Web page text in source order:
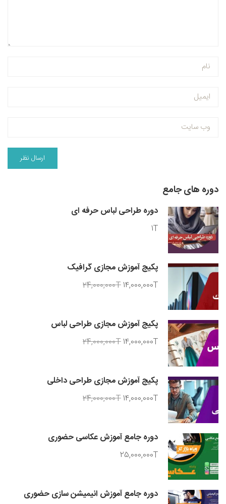
دوره های جامع
دوره طراحی لباس حرفه ای
1T
پکیج آموزش مجازی گرافیک
24,000,000T14,000,000T
پکیج آموزش مجازی طراحی لباس
24,000,000T14,000,000T
پکیج آموزش مجازی طراحی داخلی
24,000,000T14,000,000T
دوره جامع آموزش عکاسی حضوری
25,000,000T
دوره جامع آموزش انیمیشن سازی حضوری